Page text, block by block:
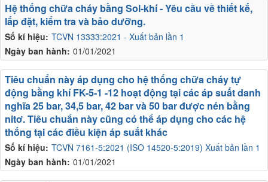
Số kí hiệu: TCVN 13333:2021 - Xuất bản lần 1
Ngày ban hành: 01/01/2021
Hệ thống chữa cháy bằng Sol-khí - Yêu cầu về thiết kế,
lắp đặt, kiểm tra và bảo dưỡng.
Số kí hiệu: TCVN 7161-5:2021 (ISO 14520-5:2019) Xuất bản lần 1
Ngày ban hành: 01/01/2021
Tiêu chuẩn này áp dụng cho hệ thống chữa cháy tự
động bằng khí FK-5-1 -12 hoạt động tại các áp suất danh
nghĩa 25 bar, 34,5 bar, 42 bar và 50 bar được nén bằng
nitơ. Tiêu chuẩn này cũng có thể áp dụng cho các hệ
thống tại các điều kiện áp suất khác